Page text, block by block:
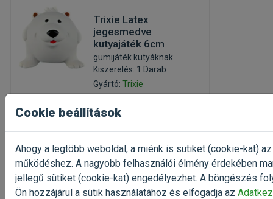
Trixie Latex
jegesmedve
kutyajáték 6cm
gumijáték kutyáknak
Kiszerelés: 1 Darab
Gyártó:Trixie
Raktáron, utolsó
darabok
Érdeklődjön
Cookie beállítások
Ahogy a legtöbb weboldal, a miénk is sütiket (cookie-kat)
működéshez. A nagyobb felhasználói élmény érdekében
jellegű sütiket (cookie-kat) engedélyezhet. A böngészés
Ön hozzájárul a sütik használatához és elfogadja az